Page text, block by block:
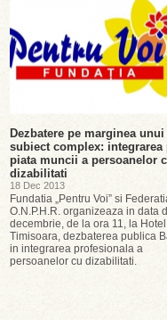
Dezbatere pe marginea unui
subiect complex: integrarea
piata muncii a persoanelor
dizabilitati
18 Dec 2013
Fundatia „Pentru Voi” si
O.N.P.H.R. organizeaza in data
decembrie, de la ora 11, la Hotel
Timisoara, dezbaterea publica
in integrarea profesionala a
persoanelor cu dizabilitati.